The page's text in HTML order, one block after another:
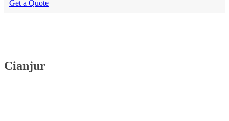
Get a Quote
Cianjur